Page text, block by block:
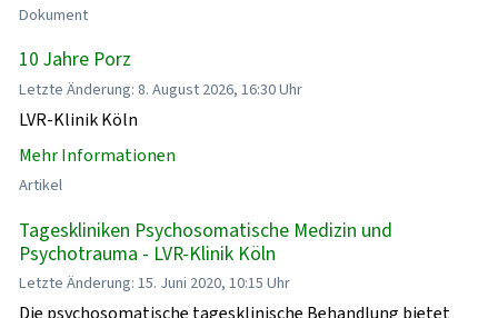
Dokument
10 Jahre Porz
Letzte Änderung: 8. August 2026, 16:30 Uhr
LVR-Klinik Köln
Mehr Informationen
Artikel
Tageskliniken Psychosomatische Medizin und
Psychotrauma - LVR-Klinik Köln
Letzte Änderung: 15. Juni 2020, 10:15 Uhr
Die psychosomatische tagesklinische Behandlung bietet